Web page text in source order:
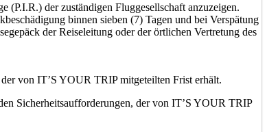
(P.I.R.) der zuständigen Fluggesellschaft anzuzeigen.
binnen sieben (7) Tagen und bei Verspätung
der Reiseleitung oder der örtlichen Vertretung des
von IT’S YOUR TRIP mitgeteilten Frist erhält.
Sicherheitsaufforderungen, der von IT’S YOUR TRIP